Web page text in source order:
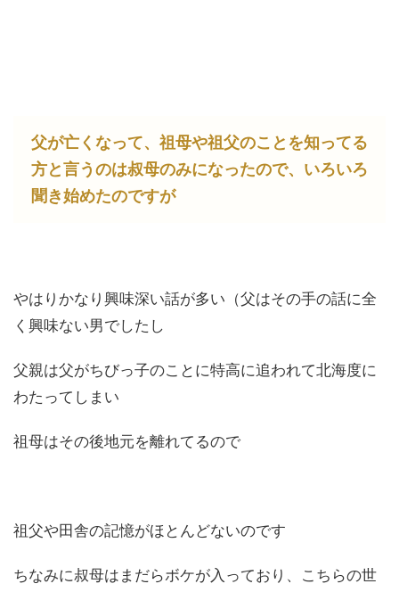
父が亡くなって、祖母や祖父のことを知ってる
方と言うのは叔母のみになったので、いろいろ
聞き始めたのですが
やはりかなり興味深い話が多い（父はその手の話に全
く興味ない男でしたし
父親は父がちびっ子のことに特高に追われて北海度に
わたってしまい
祖母はその後地元を離れてるので
祖父や田舎の記憶がほとんどないのです
ちなみに叔母はまだらボケが入っており、こちらの世